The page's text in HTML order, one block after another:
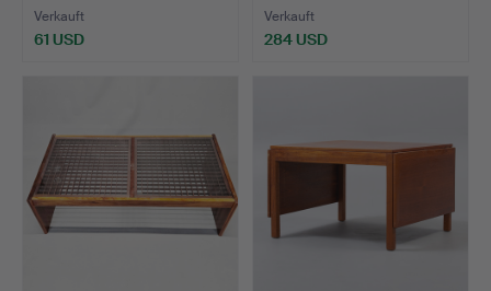
Verkauft
61 USD
Verkauft
284 USD